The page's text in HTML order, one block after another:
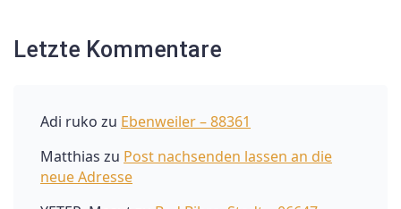
Letzte Kommentare
Adi ruko zu Ebenweiler – 88361
Matthias zu Post nachsenden lassen an die
neue Adresse